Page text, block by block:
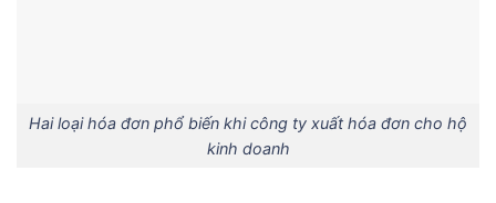
Hai loại hóa đơn phổ biến khi công ty xuất hóa đơn cho hộ
kinh doanh